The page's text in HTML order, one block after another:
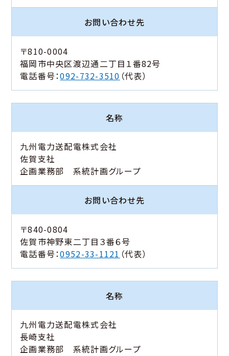
お問い合わせ先
〒810-0004
福岡市中央区渡辺通二丁目１番82号
電話番号：092-732-3510 （代表）
名称
九州電力送配電株式会社
佐賀支社
企画業務部 系統計画グループ
お問い合わせ先
〒840-0804
佐賀市神野東二丁目３番６号
電話番号：0952-33-1121 （代表）
名称
九州電力送配電株式会社
長崎支社
企画業務部 系統計画グループ